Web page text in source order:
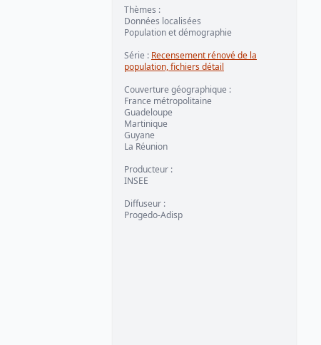
Thèmes :
Données localisées
Population et démographie
Série : Recensement rénové de la
population, fichiers détail
Couverture géographique :
France métropolitaine
Guadeloupe
Martinique
Guyane
La Réunion
Producteur :
INSEE
Diffuseur :
Progedo-Adisp